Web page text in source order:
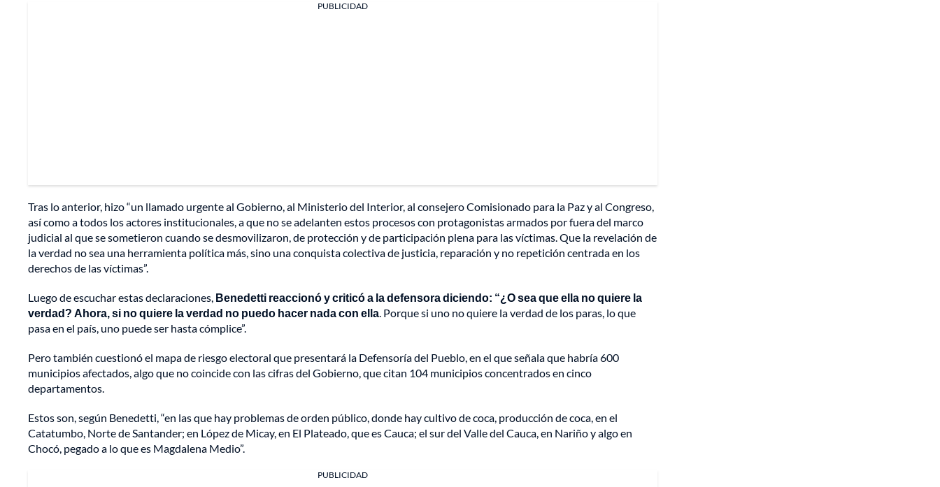
PUBLICIDAD
Tras lo anterior, hizo “un llamado urgente al Gobierno, al Ministerio del Interior, al consejero Comisionado para la Paz y al Congreso,
así como a todos los actores institucionales, a que no se adelanten estos procesos con protagonistas armados por fuera del marco
judicial al que se sometieron cuando se desmovilizaron, de protección y de participación plena para las víctimas. Que la revelación de
la verdad no sea una herramienta política más, sino una conquista colectiva de justicia, reparación y no repetición centrada en los
derechos de las víctimas”.
Luego de escuchar estas declaraciones, Benedetti reaccionó y criticó a la defensora diciendo: “¿O sea que ella no quiere la
verdad? Ahora, si no quiere la verdad no puedo hacer nada con ella. Porque si uno no quiere la verdad de los paras, lo que
pasa en el país, uno puede ser hasta cómplice”.
Pero también cuestionó el mapa de riesgo electoral que presentará la Defensoría del Pueblo, en el que señala que habría 600
municipios afectados, algo que no coincide con las cifras del Gobierno, que citan 104 municipios concentrados en cinco
departamentos.
Estos son, según Benedetti, “en las que hay problemas de orden público, donde hay cultivo de coca, producción de coca, en el
Catatumbo, Norte de Santander; en López de Micay, en El Plateado, que es Cauca; el sur del Valle del Cauca, en Nariño y algo en
Chocó, pegado a lo que es Magdalena Medio”.
PUBLICIDAD